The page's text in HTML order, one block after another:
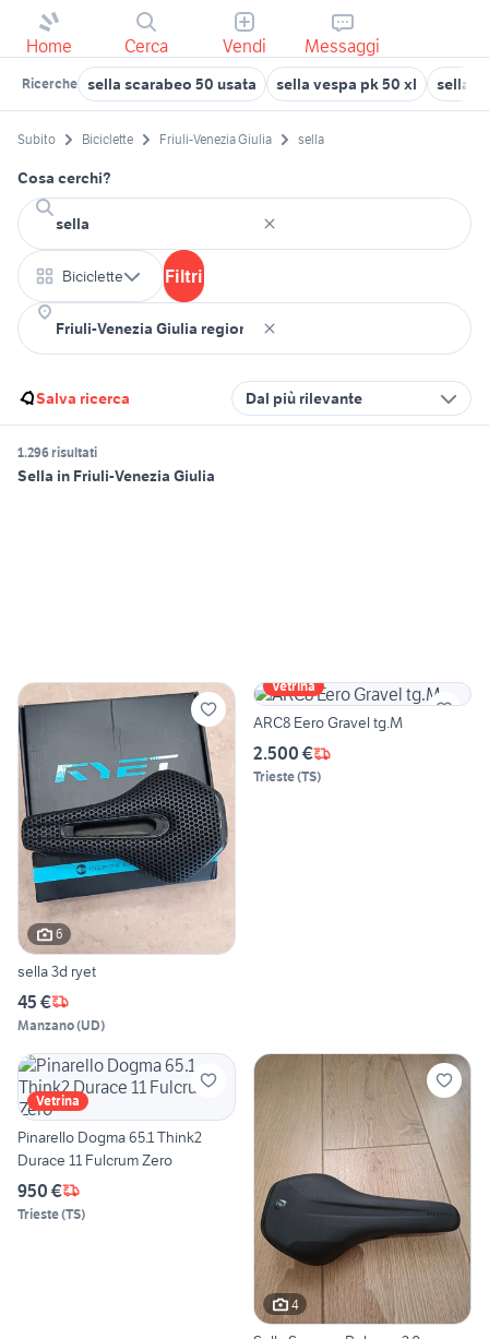
Home Cerca Vendi Messaggi
Ricerche sella scarabeo 50 usata sella vespa pk 50 xl sella
Subito Biciclette Friuli-Venezia Giulia sella
Cosa cerchi?
Biciclette Filtri
Salva ricerca Dal più rilevante
1.296 risultati
Sella in Friuli-Venezia Giulia
6
sella 3d ryet
45 €
Manzano(UD)
Vetrina
ARC8 Eero Gravel tg.M
2.500 €
Trieste(TS)
Vetrina
Pinarello Dogma 65.1 Think2
Durace 11 Fulcrum Zero
950 €
Trieste(TS)
4